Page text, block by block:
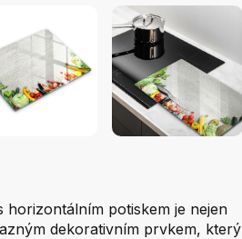
potiskem je nejen
dekorativním prvkem, který